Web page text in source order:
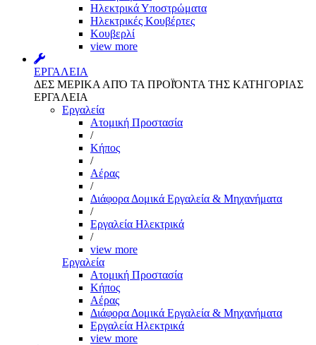
Ηλεκτρικά Υποστρώματα
Ηλεκτρικές Κουβέρτες
Κουβερλί
view more
ΕΡΓΑΛΕΙΑ
ΔΕΣ ΜΕΡΙΚΑ ΑΠΌ ΤΑ ΠΡΟΪΌΝΤΑ ΤΗΣ ΚΑΤΗΓΟΡΙΑΣ
ΕΡΓΑΛΕΙΑ
Εργαλεία
Aτομική Προστασία
/
Kήπος
/
Αέρας
/
Διάφορα Δομικά Εργαλεία & Μηχανήματα
/
Εργαλεία Ηλεκτρικά
/
view more
Εργαλεία
Aτομική Προστασία
Kήπος
Αέρας
Διάφορα Δομικά Εργαλεία & Μηχανήματα
Εργαλεία Ηλεκτρικά
view more